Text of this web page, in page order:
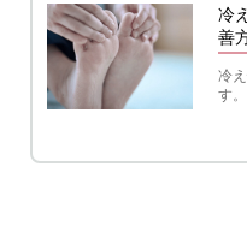
冷
善
冷
す
役
ざ